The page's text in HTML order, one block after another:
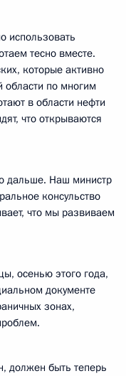
использовать
тесно вместе.
которые активно
по многим
в области нефти
что открываются
дальше. Наш министр
консульство
что мы развиваем
осенью этого года,
документе
зонах,
должен быть теперь